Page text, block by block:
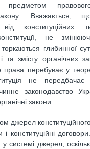
Вважається,
від
не
глибинної
та змісту органічних
права перебуває у
не передбачає
законодавство
закони.
джерел
і конституційні
системі джерел,